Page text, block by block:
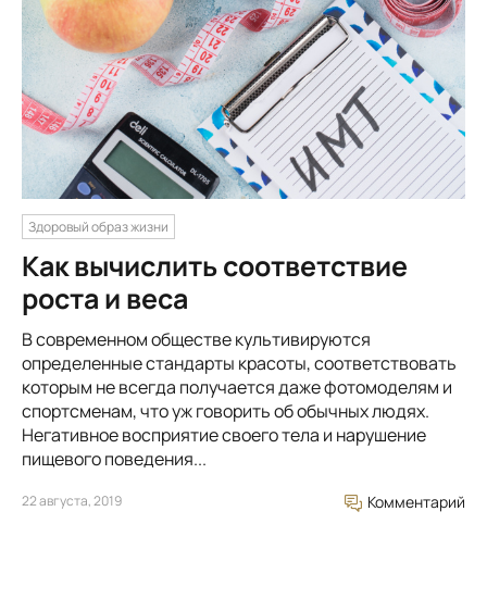
Здоровый образ жизни
Как вычислить соответствие
роста и веса
В современном обществе культивируются
определенные стандарты красоты, соответствовать
которым не всегда получается даже фотомоделям и
спортсменам, что уж говорить об обычных людях.
Негативное восприятие своего тела и нарушение
пищевого поведения...
22 августа, 2019 Комментарий